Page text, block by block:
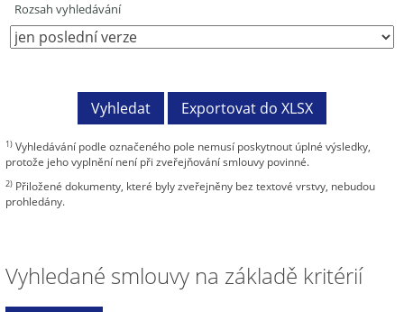
Rozsah vyhledávání
1) Vyhledávání podle označeného pole nemusí poskytnout úplné výsledky,
protože jeho vyplnění není při zveřejňování smlouvy povinné.
2) Přiložené dokumenty, které byly zveřejněny bez textové vrstvy, nebudou
prohledány.
Vyhledané smlouvy na základě kritérií